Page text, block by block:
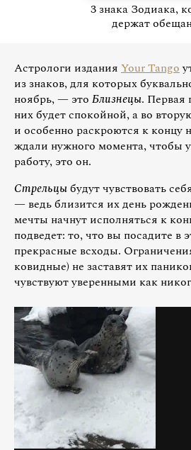
3 знака Зодиака,
держат
Астрологи издания Your Tango
из знаков, для которых
ноябрь, — это Близнецы. Первая
них будет спокойной, а во
и особенно раскроются к концу
ждали нужного момента, чтобы
работу, это он.
Стрельцыбудут чувствовать
— ведь близится их день
мечты начнут исполняться к
подведет: то, что вы посадите в
прекрасные всходы.
ковидные) не заставят их
чувствуют уверенными как